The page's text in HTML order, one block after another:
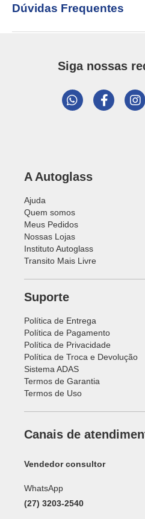
Dúvidas Frequentes
Siga nossas
A Autoglass
Ajuda
Quem somos
Meus Pedidos
Nossas Lojas
Instituto Autoglass
Transito Mais Livre
Suporte
Política de Entrega
Política de Pagamento
Política de Privacidade
Política de Troca e Devolução
Sistema ADAS
Termos de Garantia
Termos de Uso
Canais de
Vendedor consultor
WhatsApp
(27) 3203-2540